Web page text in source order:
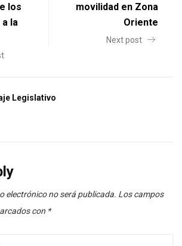
los
la
movilidad en Zona
Oriente
Next post
Legislativo
electrónico no será publicada. Los campos
con *